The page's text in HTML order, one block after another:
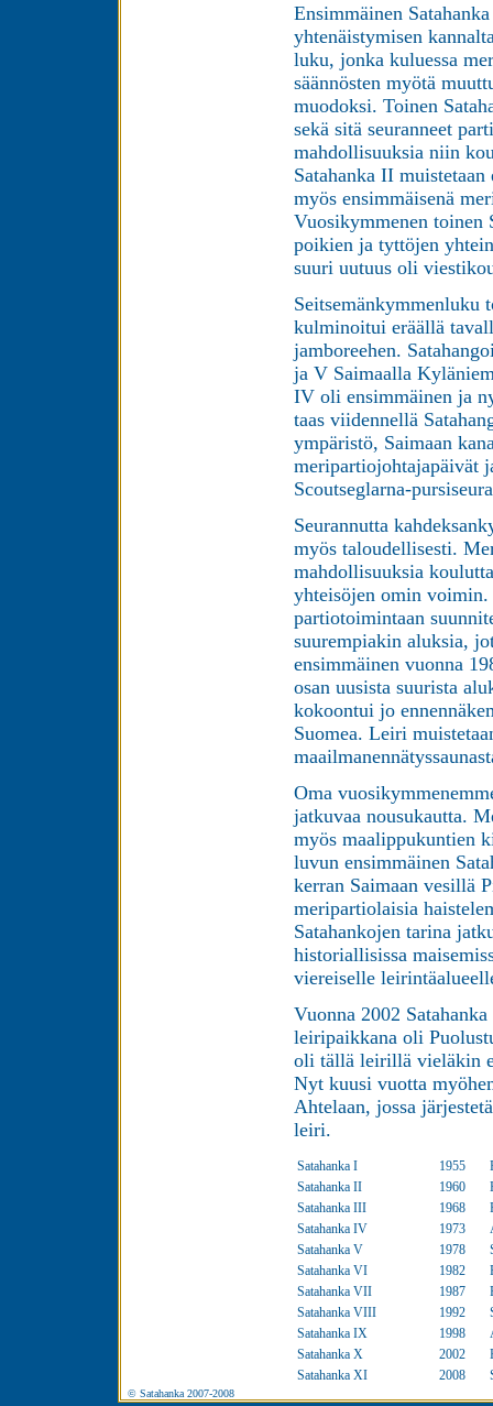
Ensimmäinen
yhtenäistymisen
luku, jonka kuluessa
säännösten myötä
muodoksi. Toinen
sekä sitä seuranneet
mahdollisuuksia niin
Satahanka II
myös ensimmäisenä
Vuosikymmenen toinen
poikien ja tyttöjen
suuri uutuus oli
Seitsemänkymmenluku
kulminoitui eräällä
jamboreehen.
ja V Saimaalla
IV oli ensimmäinen ja
taas viidennellä
ympäristö, Saimaan
meripartiojohtajapäivät
Scoutseglarna-
Seurannutta
myös taloudellisesti.
mahdollisuuksia
yhteisöjen omin
partiotoimintaan
suurempiakin aluksia,
ensimmäinen vuonna
osan uusista suurista
kokoontui jo
Suomea. Leiri
Oma
jatkuvaa nousukautta.
myös maalippukuntien
luvun ensimmäinen
kerran Saimaan vesillä
meripartiolaisia
Satahankojen tarina
historiallisissa
viereiselle
Vuonna 2002
leiripaikkana oli
oli tällä leirillä vieläkin
Nyt kuusi vuotta
Ahtelaan, jossa
leiri.
Satahanka I 1955
Satahanka II
1960
Satahanka III
1968
Satahanka IV
1973
Satahanka V
1978
Satahanka VI
1982
Satahanka VII
1987
Satahanka VIII
1992
Satahanka IX
1998
Satahanka X
2002
Satahanka XI
2008
© Satahanka 2007-2008